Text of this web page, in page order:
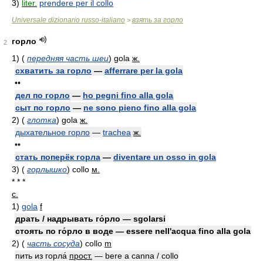
3) liter. prendere per il collo
Universale dizionario russo-italiano > взять за горло
2
горло
1) ( передняя часть шеи) gola ж.
схватить за горло — afferrare per la gola
••
дел по горло — ho pegni fino alla gola
сыт по горло — ne sono pieno fino alla gola
2) ( глотка) gola ж.
дыхательное горло — trachea ж.
••
стать поперёк горла — diventare un osso in gola
3) ( горлышко) collo м.
* * *
с.
1) gola f
драть / надрывать го́рло — sgolarsi
стоять по го́рло в воде — essere nell'acqua fino alla gola
2) ( часть сосуда) collo m
пить из горла́ прост. — bere a canna / collo